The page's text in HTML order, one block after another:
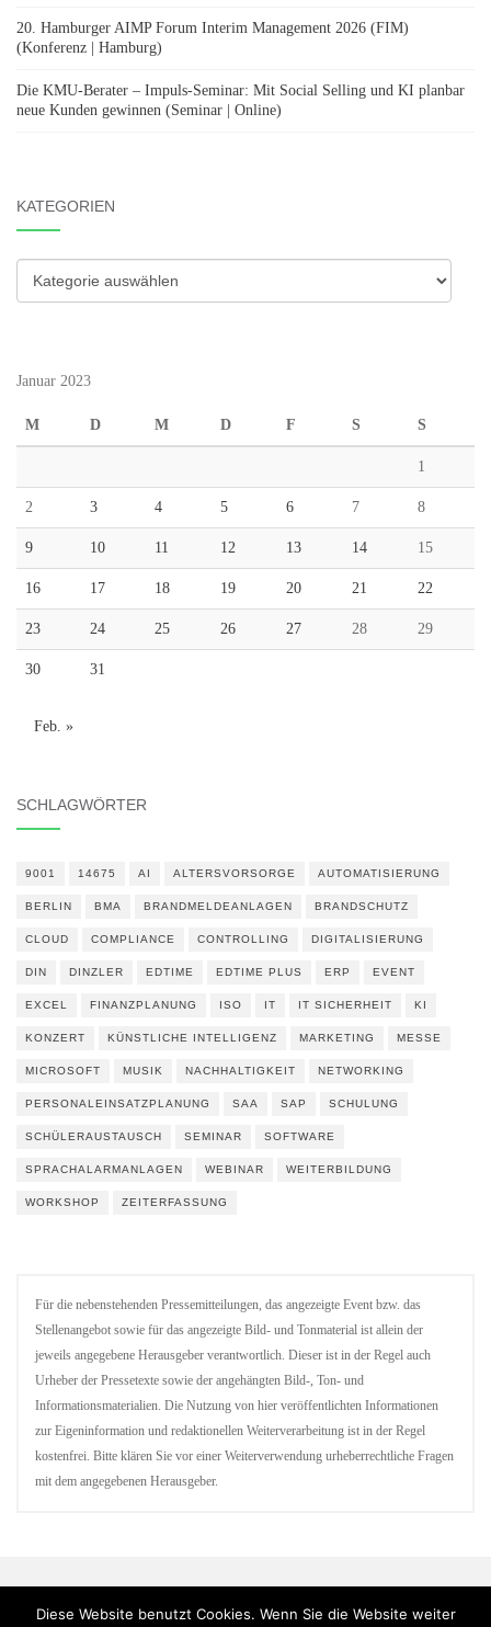
20. Hamburger AIMP Forum Interim Management 2026 (FIM)
(Konferenz | Hamburg)
Die KMU-Berater – Impuls-Seminar: Mit Social Selling und KI planbar
neue Kunden gewinnen (Seminar | Online)
KATEGORIEN
Kategorien
Januar 2023
M D M D F S S
1
2 3 4 5 6 7 8
9 10 11 12 13 14 15
16 17 18 19 20 21 22
23 24 25 26 27 28 29
30 31
Feb. »
SCHLAGWÖRTER
9001 14675 AI ALTERSVORSORGE AUTOMATISIERUNG
BERLIN BMA BRANDMELDEANLAGEN BRANDSCHUTZ
CLOUD COMPLIANCE CONTROLLING DIGITALISIERUNG
DIN DINZLER EDTIME EDTIME PLUS ERP EVENT
EXCEL FINANZPLANUNG ISO IT IT SICHERHEIT KI
KONZERT KÜNSTLICHE INTELLIGENZ MARKETING MESSE
MICROSOFT MUSIK NACHHALTIGKEIT NETWORKING
PERSONALEINSATZPLANUNG SAA SAP SCHULUNG
SCHÜLERAUSTAUSCH SEMINAR SOFTWARE
SPRACHALARMANLAGEN WEBINAR WEITERBILDUNG
WORKSHOP ZEITERFASSUNG
Für die nebenstehenden Pressemitteilungen, das angezeigte Event bzw. das
Stellenangebot sowie für das angezeigte Bild- und Tonmaterial ist allein der
jeweils angegebene Herausgeber verantwortlich. Dieser ist in der Regel auch
Urheber der Pressetexte sowie der angehängten Bild-, Ton- und
Informationsmaterialien. Die Nutzung von hier veröffentlichten Informationen
zur Eigeninformation und redaktionellen Weiterverarbeitung ist in der Regel
kostenfrei. Bitte klären Sie vor einer Weiterverwendung urheberrechtliche Fragen
mit dem angegebenen Herausgeber.
Diese Website benutzt Cookies. Wenn Sie die Website weiter